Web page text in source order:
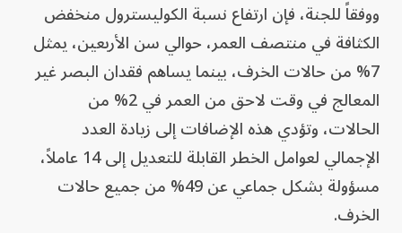
ووفقاً للجنة، فإن ارتفاع نسبة الكوليسترول منخفض
الكثافة في منتصف العمر، حوالي سن الأربعين، يمثل
7% من حالات الخرف، بينما يساهم فقدان البصر غير
المعالج في وقت لاحق من العمر في 2% من
الحالات، وتؤدي هذه الإضافات إلى زيادة العدد
الإجمالي لعوامل الخطر القابلة للتعديل إلى 14 عاملاً،
مسؤولة بشكل جماعي عن 49% من جميع حالات
الخرف.